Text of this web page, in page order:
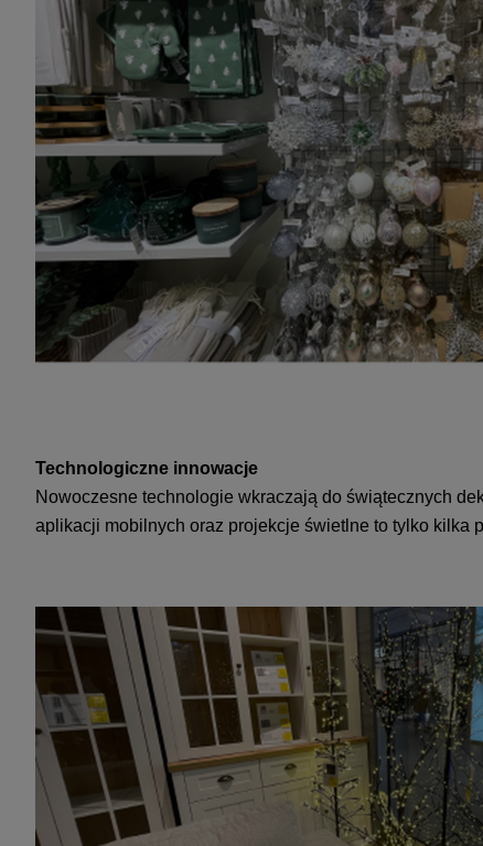
Technologiczne innowacje
Nowoczesne technologie wkraczają do świątecznych
aplikacji mobilnych oraz projekcje świetlne to tylko kilka